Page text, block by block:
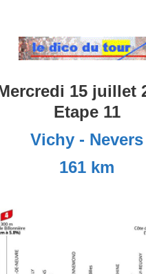
15 juillet
Etape 11
Vichy - Nevers
161 km